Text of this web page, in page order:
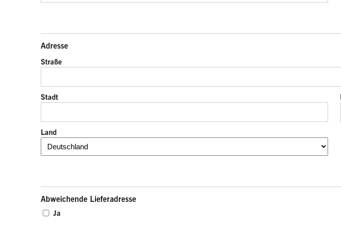
Adresse
Straße
Stadt
Land
Abweichende Lieferadresse
Ja